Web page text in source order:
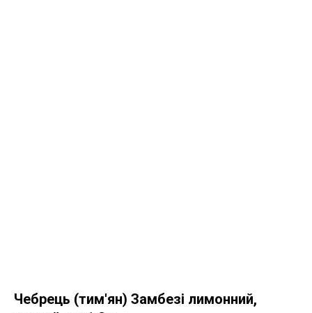
Чебрець (тим'ян) Замбезі лимонний,